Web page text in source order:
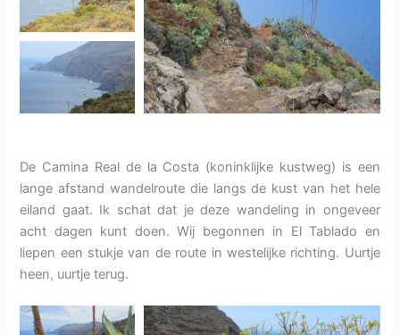
De Camina Real de la Costa (koninklijke kustweg) is een
lange afstand wandelroute die langs de kust van het hele
eiland gaat. Ik schat dat je deze wandeling in ongeveer
acht dagen kunt doen. Wij begonnen in El Tablado en
liepen een stukje van de route in westelijke richting. Uurtje
heen, uurtje terug.